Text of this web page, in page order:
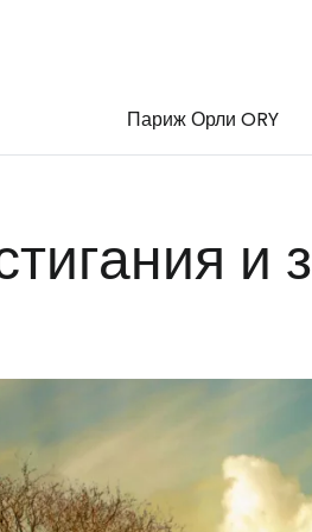
Париж Орли ORY